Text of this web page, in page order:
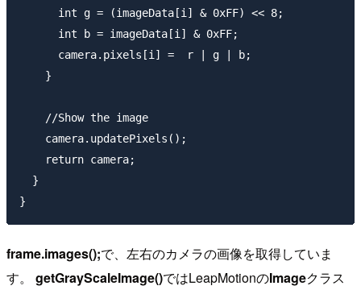
      int g = (imageData[i] & 0xFF) << 8;
      int b = imageData[i] & 0xFF;
      camera.pixels[i] =  r | g | b;
    }
    //Show the image
    camera.updatePixels();
    return camera;
  }
frame.images();で、左右のカメラの画像を取得していま
す。 getGrayScaleImage()ではLeapMotionのImageクラス